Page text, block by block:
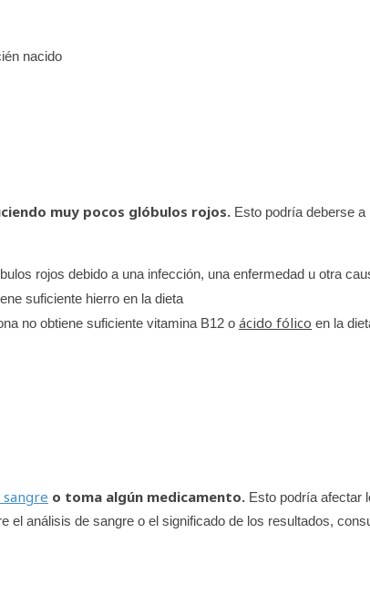
nacido
muy pocos glóbulos rojos. Esto podría deberse a
rojos debido a una infección, una enfermedad u otra
suficiente hierro en la dieta
no obtiene suficiente vitamina B12 o ácido fólico en la
o toma algún medicamento. Esto podría afectar
el análisis de sangre o el significado de los resultados,